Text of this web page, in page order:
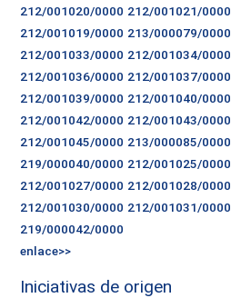
212/001020/0000 212/001021/0000
212/001019/0000 213/000079/0000
212/001033/0000 212/001034/0000
212/001036/0000 212/001037/0000
212/001039/0000 212/001040/0000
212/001042/0000 212/001043/0000
212/001045/0000 213/000085/0000
219/000040/0000 212/001025/0000
212/001027/0000 212/001028/0000
212/001030/0000 212/001031/0000
219/000042/0000
enlace>>
Iniciativas de origen